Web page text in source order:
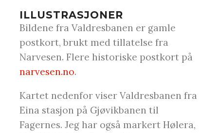
ILLUSTRASJONER
Bildene fra Valdresbanen er gamle
postkort, brukt med tillatelse fra
Narvesen. Flere historiske postkort på
narvesen.no.
Kartet nedenfor viser Valdresbanen fra
Eina stasjon på Gjøvikbanen til
Fagernes. Jeg har også markert Hølera,